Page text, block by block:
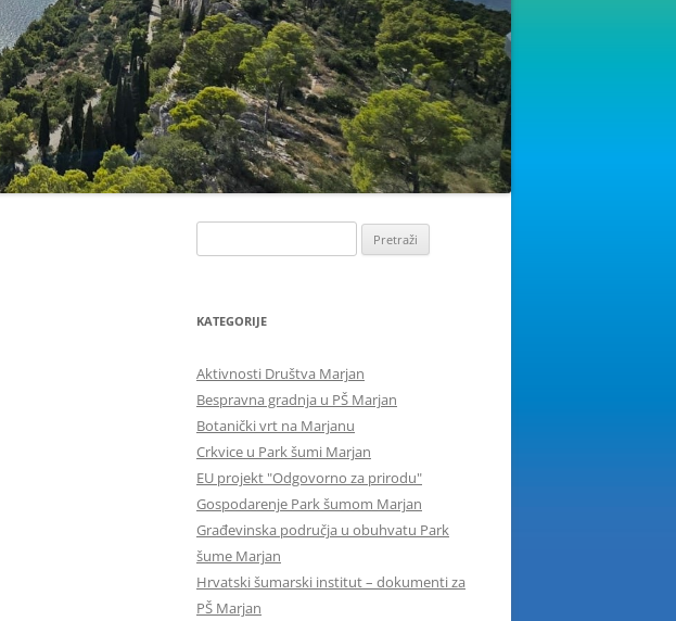
KATEGORIJE
Aktivnosti Društva Marjan
Bespravna gradnja u PŠ Marjan
Botanički vrt na Marjanu
Crkvice u Park šumi Marjan
EU projekt "Odgovorno za prirodu"
Gospodarenje Park šumom Marjan
Građevinska područja u obuhvatu Park
šume Marjan
Hrvatski šumarski institut – dokumenti za
PŠ Marjan